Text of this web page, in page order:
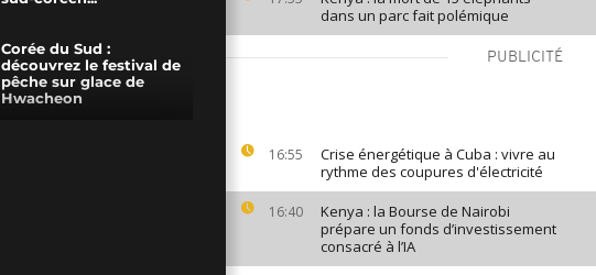
dans un parc fait polémique
PUBLICITÉ
16:55
Crise énergétique à Cuba : vivre au
rythme des coupures d'électricité
16:40
Kenya : la Bourse de Nairobi
prépare un fonds d’investissement
consacré à l’IA
Corée du Sud :
découvrez le festival de
pêche sur glace de
Hwacheon